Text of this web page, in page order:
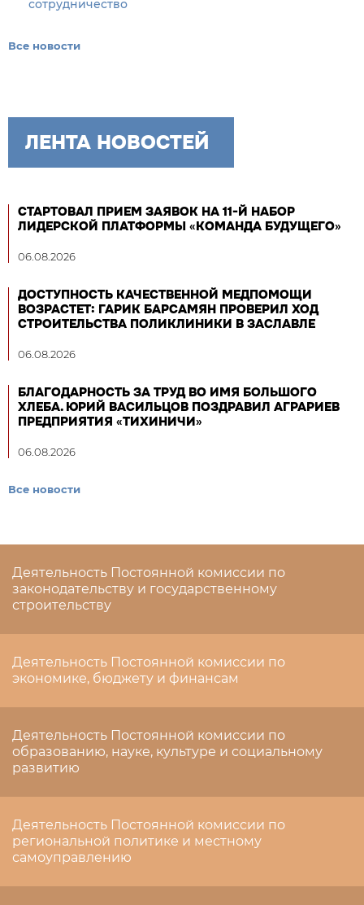
сотрудничество
Все новости
ЛЕНТА НОВОСТЕЙ
СТАРТОВАЛ ПРИЕМ ЗАЯВОК НА 11-Й НАБОР
ЛИДЕРСКОЙ ПЛАТФОРМЫ «КОМАНДА БУДУЩЕГО»
06.08.2026
ДОСТУПНОСТЬ КАЧЕСТВЕННОЙ МЕДПОМОЩИ
ВОЗРАСТЕТ: ГАРИК БАРСАМЯН ПРОВЕРИЛ ХОД
СТРОИТЕЛЬСТВА ПОЛИКЛИНИКИ В ЗАСЛАВЛЕ
06.08.2026
БЛАГОДАРНОСТЬ ЗА ТРУД ВО ИМЯ БОЛЬШОГО
ХЛЕБА. ЮРИЙ ВАСИЛЬЦОВ ПОЗДРАВИЛ АГРАРИЕВ
ПРЕДПРИЯТИЯ «ТИХИНИЧИ»
06.08.2026
Все новости
Деятельность Постоянной комиссии по
законодательству и государственному
строительству
Деятельность Постоянной комиссии по
экономике, бюджету и финансам
Деятельность Постоянной комиссии по
образованию, науке, культуре и социальному
развитию
Деятельность Постоянной комиссии по
региональной политике и местному
самоуправлению